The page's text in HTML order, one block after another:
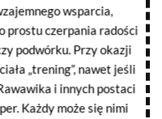
wsparcia,
prostu czerpania radości
podwórku. Przy okazji
„trening”, nawet jeśli
i innych postaci
Każdy może się nimi